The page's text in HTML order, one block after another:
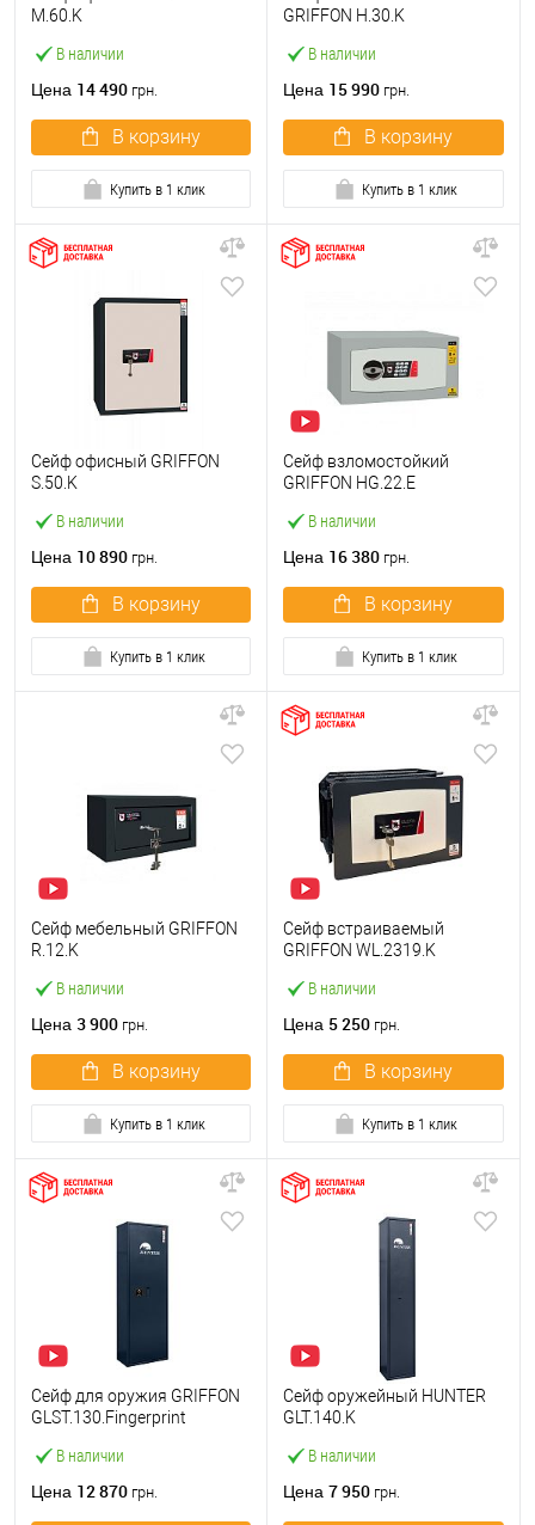
В наличии
M.60.K
Цена 14 490 грн.
В корзину
Купить в 1 клик
В наличии
GRIFFON H.30.K
Цена 15 990 грн.
В корзину
Купить в 1 клик
В наличии
Сейф офисный GRIFFON
S.50.K
Цена 10 890 грн.
В корзину
Купить в 1 клик
В наличии
Сейф взломостойкий
GRIFFON HG.22.E
Цена 16 380 грн.
В корзину
Купить в 1 клик
В наличии
Сейф мебельный GRIFFON
R.12.K
Цена 3 900 грн.
В корзину
Купить в 1 клик
В наличии
Сейф встраиваемый
GRIFFON WL.2319.K
Цена 5 250 грн.
В корзину
Купить в 1 клик
В наличии
Сейф для оружия GRIFFON
GLST.130.Fingerprint
Цена 12 870 грн.
В наличии
Сейф оружейный HUNTER
GLT.140.K
Цена 7 950 грн.